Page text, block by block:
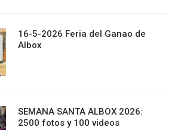
16-5-2026 Feria del Ganao de
Albox
SEMANA SANTA ALBOX 2026:
2500 fotos y 100 videos